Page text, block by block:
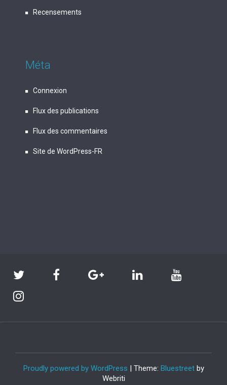
Recensements
Méta
Connexion
Flux des publications
Flux des commentaires
Site de WordPress-FR
Proudly powered by WordPress | Theme: Bluestreetby
Webriti